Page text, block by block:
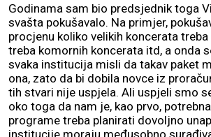
Godinama sam bio predsjednik toga
svašta pokušavalo. Na primjer,
procjenu koliko velikih koncerata
treba komornih koncerata itd, a onda
svaka institucija misli da takav paket
ona, zato da bi dobila novce iz
tih stvari nije uspjela. Ali uspjeli smo
oko toga da nam je, kao prvo,
programe treba planirati dovoljno
institucije moraju međusobno